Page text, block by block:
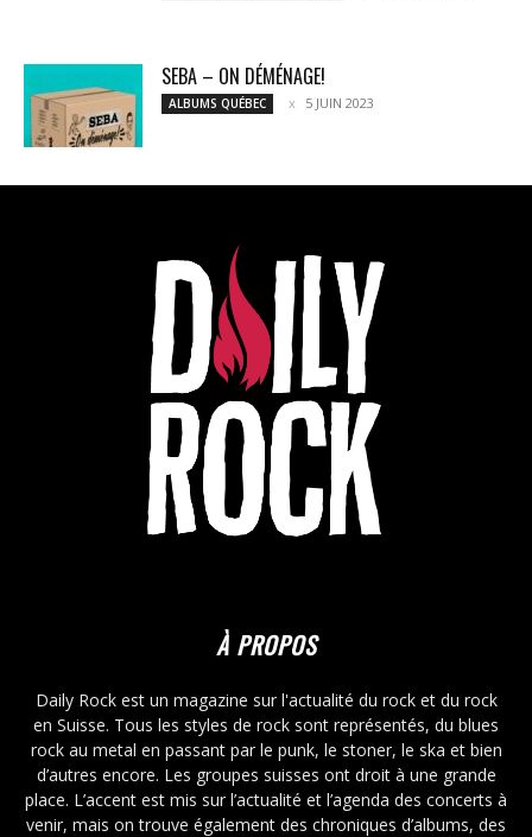
SEBA – ON DÉMÉNAGE!
ALBUMS QUÉBEC 5 JUIN 2023
À PROPOS
Daily Rock est un magazine sur l'actualité du rock et du rock
en Suisse. Tous les styles de rock sont représentés, du blues
rock au metal en passant par le punk, le stoner, le ska et bien
d’autres encore. Les groupes suisses ont droit à une grande
place. L’accent est mis sur l’actualité et l’agenda des concerts à
venir, mais on trouve également des chroniques d’albums, des